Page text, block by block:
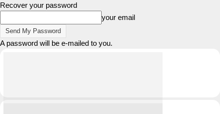
Recover your password
your email
A password will be e-mailed to you.